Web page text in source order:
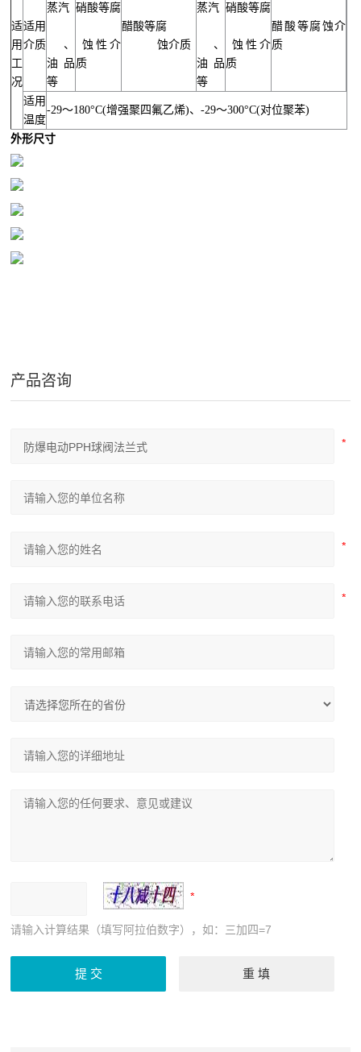
适
用
工
况
适用
介质
蒸汽
、
油品
等
硝酸等腐
蚀性介
质
醋酸等腐
蚀介质
蒸汽
、
油品
等
硝酸等腐
蚀性介
质
醋酸等腐蚀介
质
适用
温度
-29～180°C(增强聚四氟乙烯)、-29～300°C(对位聚苯)
外形尺寸
产品咨询
请输入计算结果（填写阿拉伯数字），如：三加四=7